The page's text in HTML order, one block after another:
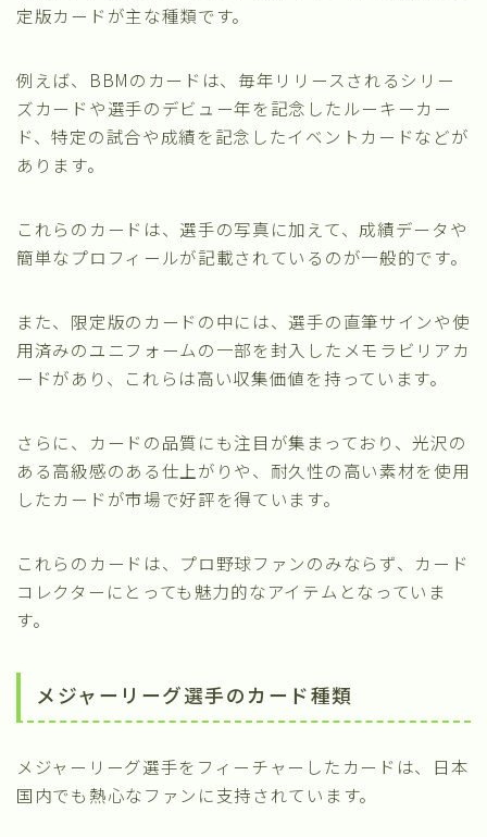
定版カードが主な種類です。
例えば、BBMのカードは、毎年リリースされるシリー
ズカードや選手のデビュー年を記念したルーキーカー
ド、特定の試合や成績を記念したイベントカードなどが
あります。
これらのカードは、選手の写真に加えて、成績データや
簡単なプロフィールが記載されているのが一般的です。
また、限定版のカードの中には、選手の直筆サインや使
用済みのユニフォームの一部を封入したメモラビリアカ
ードがあり、これらは高い収集価値を持っています。
さらに、カードの品質にも注目が集まっており、光沢の
ある高級感のある仕上がりや、耐久性の高い素材を使用
したカードが市場で好評を得ています。
これらのカードは、プロ野球ファンのみならず、カード
コレクターにとっても魅力的なアイテムとなっていま
す。
メジャーリーグ選手のカード種類
メジャーリーグ選手をフィーチャーしたカードは、日本
国内でも熱心なファンに支持されています。